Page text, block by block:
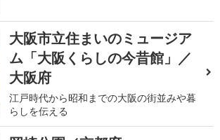
大阪市立住まいのミュージア
ム「大阪くらしの今昔館」／
大阪府
江戸時代から昭和までの大阪の街並みや暮
らしを伝える